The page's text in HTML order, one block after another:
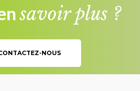
savoir plus ?
NOUS